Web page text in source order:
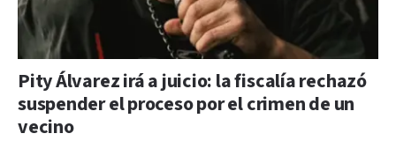
Pity Álvarez irá a juicio: la fiscalía rechazó
suspender el proceso por el crimen de un
vecino